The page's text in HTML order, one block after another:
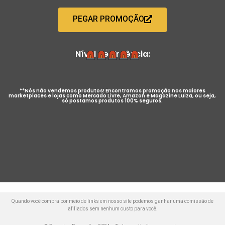
PEGAR PROMOÇÃO
Nível de Urgência:
**Nós não vendemos produtos! Encontramos promoção nos maiores
marketplaces e lojas como Mercado Livre, Amazon e Magazine Luiza, ou seja,
só postamos produtos 100% seguros.
Quando você compra por meio de links em nosso site podemos ganhar uma comissão de
afiliados sem nenhum custo para você.